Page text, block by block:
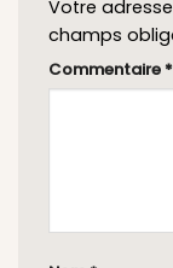
Votre
champs
Commentaire *